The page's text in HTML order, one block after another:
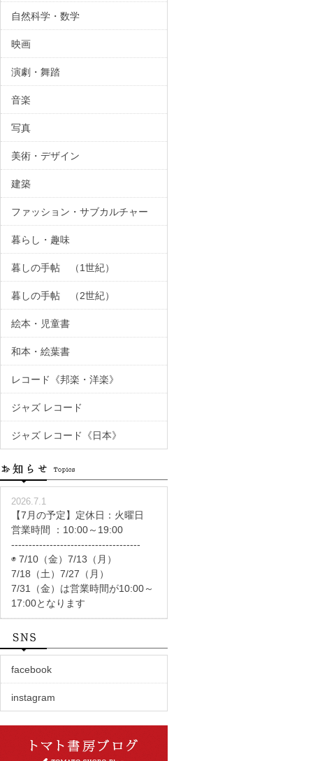
自然科学・数学
映画
演劇・舞踏
音楽
写真
美術・デザイン
建築
ファッション・サブカルチャー
暮らし・趣味
暮しの手帖 （1世紀）
暮しの手帖 （2世紀）
絵本・児童書
和本・絵葉書
レコード《邦楽・洋楽》
ジャズ レコード
ジャズ レコード《日本》
2026.7.1
【7月の予定】定休日：火曜日
営業時間 ：10:00～19:00
-------------------------------------
◉ 7/10（金）7/13（月）
7/18（土）7/27（月）
7/31（金）は営業時間が10:00～
17:00となります
facebook
instagram